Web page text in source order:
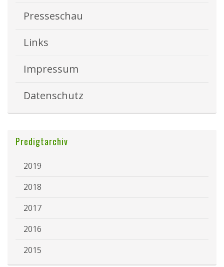
Presseschau
Links
Impressum
Datenschutz
Predigtarchiv
2019
2018
2017
2016
2015